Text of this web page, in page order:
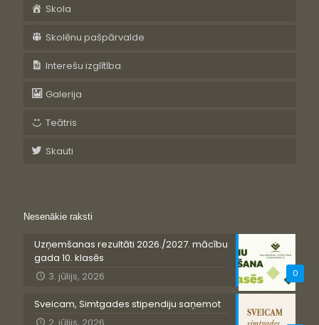
Skola
Skolēnu pašpārvalde
Interešu izglītība
Galerija
Teātris
Skauti
Nesenākie raksti
0
Uzņemšanas rezultāti 2026./2027. mācību
gada 10. klasēs
3. jūlijs, 2026
Sveicam, Simtgades stipendiju saņemot